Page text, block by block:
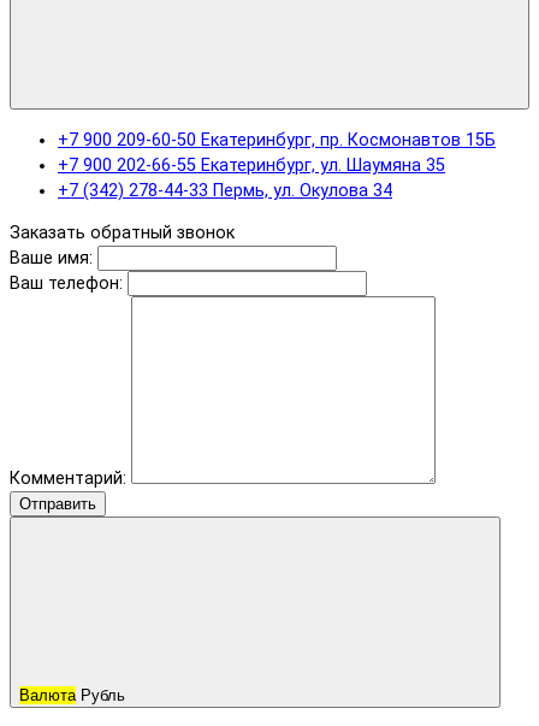
+7 900 209-60-50 Екатеринбург, пр. Космонавтов 15Б
+7 900 202-66-55 Екатеринбург, ул. Шаумяна 35
+7 (342) 278-44-33 Пермь, ул. Окулова 34
Заказать обратный звонок
Ваше имя:
Ваш телефон:
Комментарий:
Отправить
Валюта Рубль